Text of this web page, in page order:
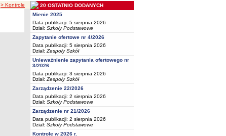
> Kontrole
20 OSTATNIO DODANYCH
Mienie 2025
Data publikacji: 5 sierpnia 2026
Dział: Szkoły Podstawowe
Zapytanie ofertowe nr 4/2026
Data publikacji: 5 sierpnia 2026
Dział: Zespoły Szkół
Unieważnienie zapytania ofertowego nr
3/2026
Data publikacji: 3 sierpnia 2026
Dział: Zespoły Szkół
Zarządzenie 22/2026
Data publikacji: 2 sierpnia 2026
Dział: Szkoły Podstawowe
Zarządzenie nr 21/2026
Data publikacji: 2 sierpnia 2026
Dział: Szkoły Podstawowe
Kontrole w 2026 r.